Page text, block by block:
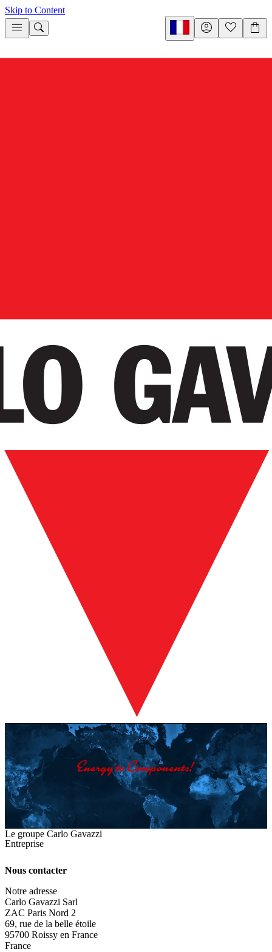
Skip to Content
Le groupe Carlo Gavazzi
Entreprise
Nous contacter
Notre adresse
Carlo Gavazzi Sarl
ZAC Paris Nord 2
69, rue de la belle étoile
95700 Roissy en France
France